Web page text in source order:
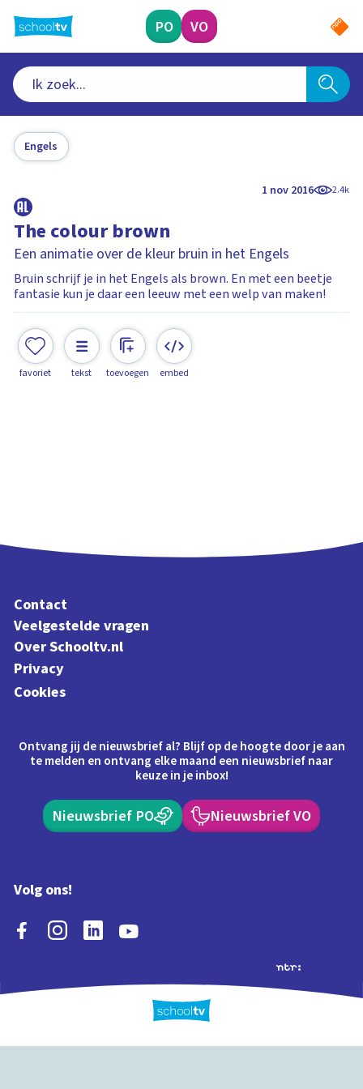
naar
hoofdinhoud
PO VO
Engels
1 nov 2016 2.4k
The colour brown
Een animatie over de kleur bruin in het Engels
Bruin schrijf je in het Engels als brown. En met een beetje
fantasie kun je daar een leeuw met een welp van maken!
favoriet tekst toevoegen embed
Contact
Veelgestelde vragen
Over Schooltv.nl
Privacy
Cookies
Ontvang jij de nieuwsbrief al? Blijf op de hoogte door je aan
te melden en ontvang elke maand een nieuwsbrief naar
keuze in je inbox!
Nieuwsbrief PO Nieuwsbrief VO
Volg ons!